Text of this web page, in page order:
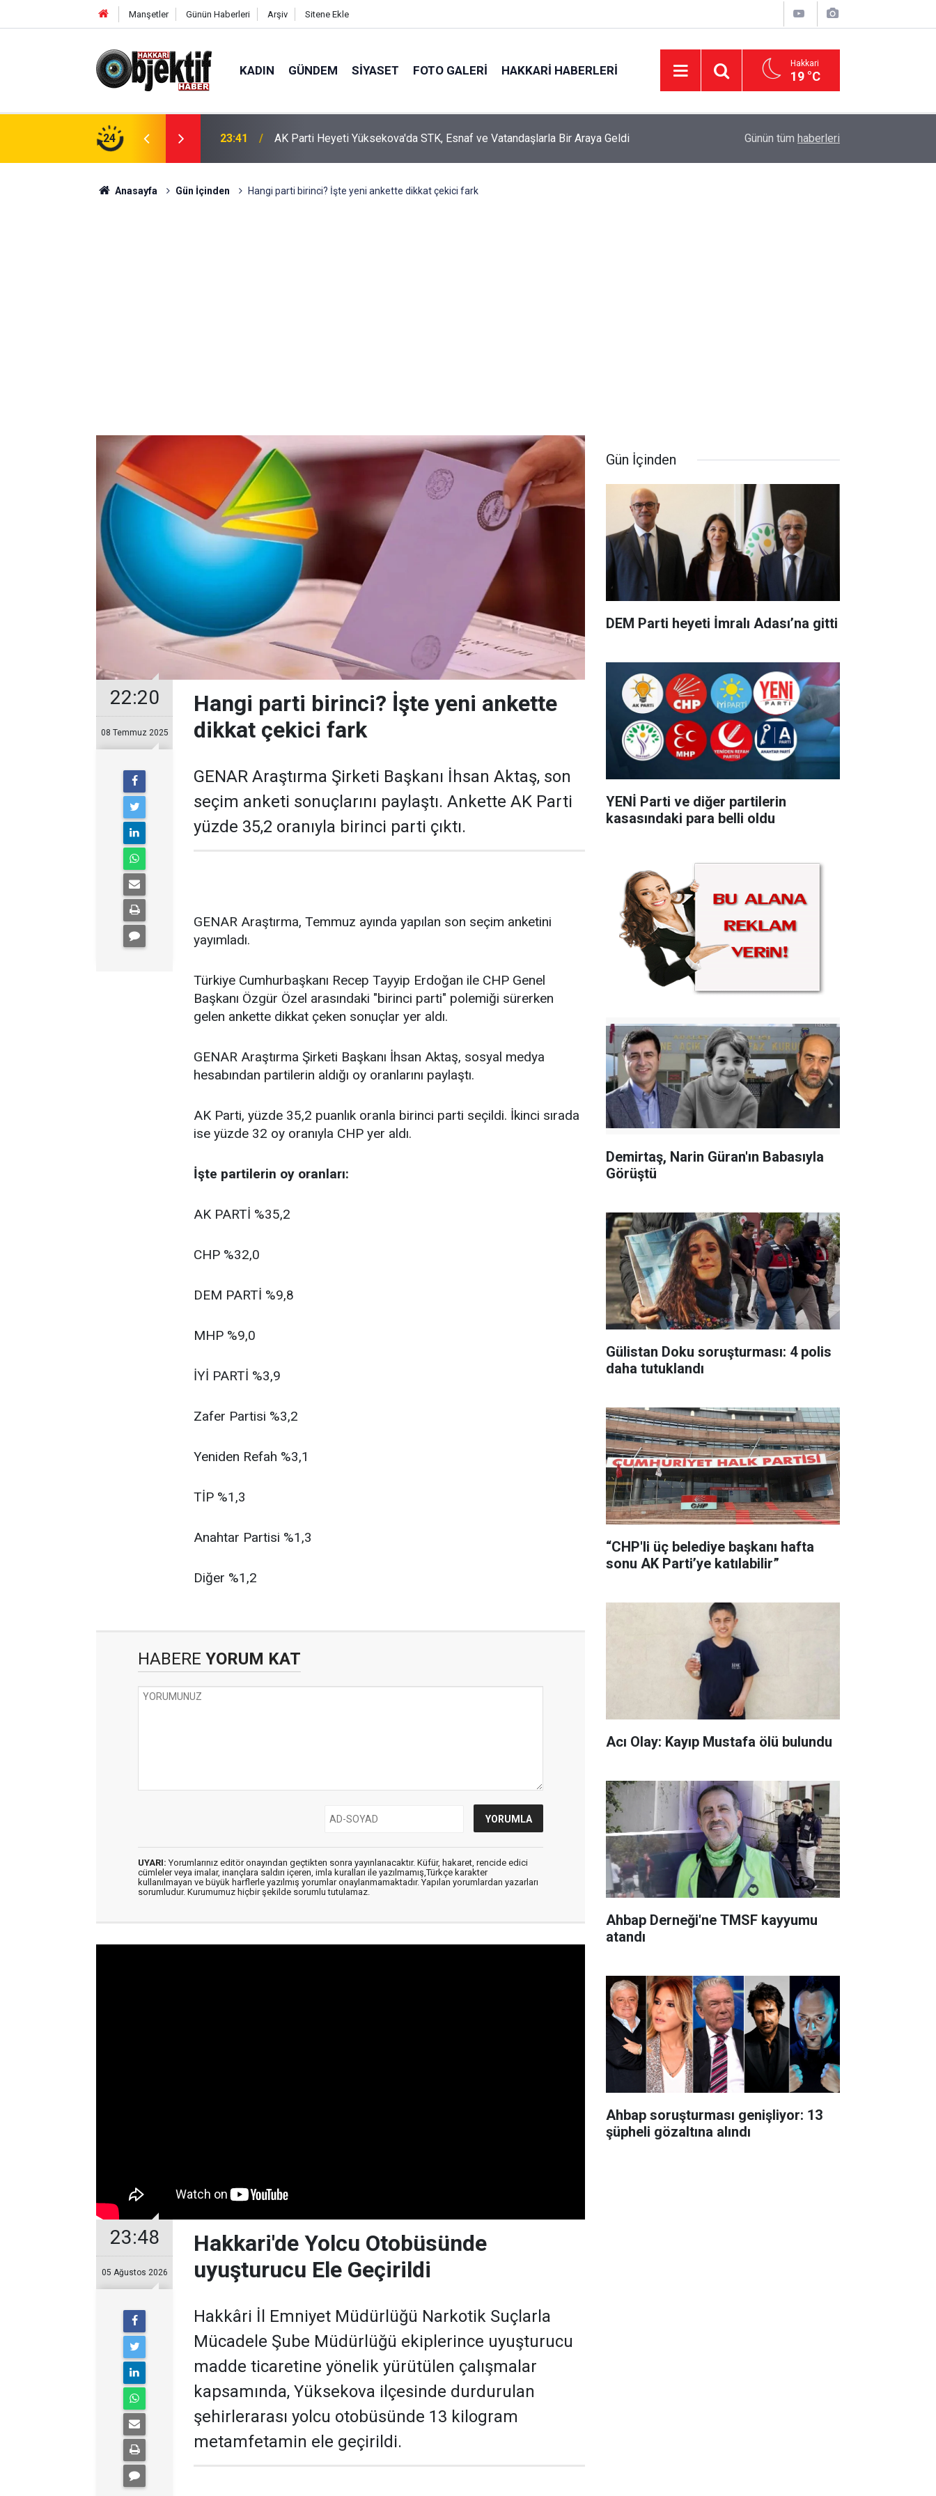
Manşetler Günün Haberleri Arşiv Sitene Ekle
KADIN GÜNDEM SIYASET FOTO GALERI HAKKARI HABERLERI Hakkari
19 °C
24
Ele Geçirildi 23:41 AK Parti Heyeti Yüksekova'da STK, Esnaf ve Vatandaşlarla Bir Araya Geldi AK Parti Hakkâri Teşkilatı Yüksekova’da Yoğun
Günün tüm haberleri
Anasayfa Gün İçinden Hangi parti birinci? İşte yeni ankette dikkat çekici fark
22:20
08 Temmuz 2025
Hangi parti birinci? İşte yeni ankette
dikkat çekici fark
GENAR Araştırma Şirketi Başkanı İhsan Aktaş, son
seçim anketi sonuçlarını paylaştı. Ankette AK Parti
yüzde 35,2 oranıyla birinci parti çıktı.
GENAR Araştırma, Temmuz ayında yapılan son seçim anketini
yayımladı.
Türkiye Cumhurbaşkanı Recep Tayyip Erdoğan ile CHP Genel
Başkanı Özgür Özel arasındaki "birinci parti" polemiği sürerken
gelen ankette dikkat çeken sonuçlar yer aldı.
GENAR Araştırma Şirketi Başkanı İhsan Aktaş, sosyal medya
hesabından partilerin aldığı oy oranlarını paylaştı.
AK Parti, yüzde 35,2 puanlık oranla birinci parti seçildi. İkinci sırada
ise yüzde 32 oy oranıyla CHP yer aldı.
İşte partilerin oy oranları:
AK PARTİ %35,2
CHP %32,0
DEM PARTİ %9,8
MHP %9,0
İYİ PARTİ %3,9
Zafer Partisi %3,2
Yeniden Refah %3,1
TİP %1,3
Anahtar Partisi %1,3
Diğer %1,2
HABERE YORUM KAT
UYARI: Yorumlarınız editör onayından geçtikten sonra yayınlanacaktır. Küfür, hakaret, rencide edici
cümleler veya imalar, inançlara saldırı içeren, imla kuralları ile yazılmamış,Türkçe karakter
kullanılmayan ve büyük harflerle yazılmış yorumlar onaylanmamaktadır. Yapılan yorumlardan yazarları
sorumludur. Kurumumuz hiçbir şekilde sorumlu tutulamaz.
23:48
05 Ağustos 2026
Hakkari'de Yolcu Otobüsünde
uyuşturucu Ele Geçirildi
Hakkâri İl Emniyet Müdürlüğü Narkotik Suçlarla
Mücadele Şube Müdürlüğü ekiplerince uyuşturucu
madde ticaretine yönelik yürütülen çalışmalar
kapsamında, Yüksekova ilçesinde durdurulan
şehirlerarası yolcu otobüsünde 13 kilogram
metamfetamin ele geçirildi.
Gün İçinden
DEM Parti heyeti İmralı Adası’na gitti
YENİ Parti ve diğer partilerin
kasasındaki para belli oldu
Demirtaş, Narin Güran'ın Babasıyla
Görüştü
Gülistan Doku soruşturması: 4 polis
daha tutuklandı
“CHP'li üç belediye başkanı hafta
sonu AK Parti’ye katılabilir”
Acı Olay: Kayıp Mustafa ölü bulundu
Ahbap Derneği'ne TMSF kayyumu
atandı
Ahbap soruşturması genişliyor: 13
şüpheli gözaltına alındı